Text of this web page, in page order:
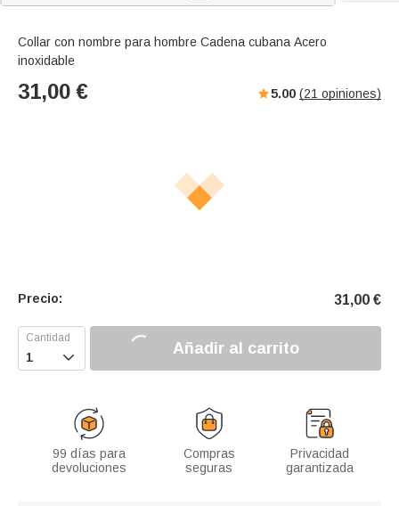
Collar con nombre para hombre Cadena cubana Acero
inoxidable
31,00 € 5.00 (21 opiniones)
Precio: 31,00 €
 Añadir al carrito
99 días para
devoluciones
Compras
seguras
Privacidad
garantizada